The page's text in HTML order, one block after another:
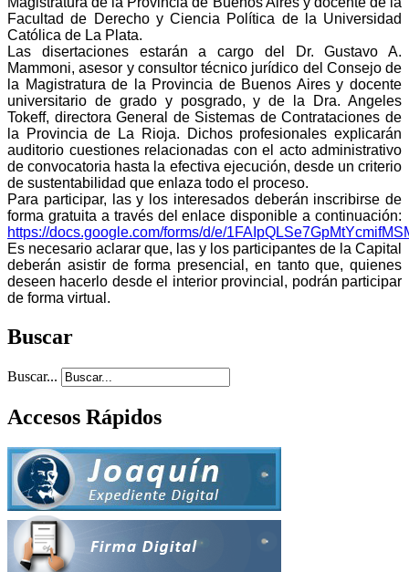
Facultad de Derecho y Ciencia Política de la Universidad
Católica de La Plata.
Las disertaciones estarán a cargo del Dr. Gustavo A.
Mammoni, asesor y consultor técnico jurídico del Consejo de
la Magistratura de la Provincia de Buenos Aires y docente
universitario de grado y posgrado, y de la Dra. Angeles
Tokeff, directora General de Sistemas de Contrataciones de
la Provincia de La Rioja. Dichos profesionales explicarán
auditorio cuestiones relacionadas con el acto administrativo
de convocatoria hasta la efectiva ejecución, desde un criterio
de sustentabilidad que enlaza todo el proceso.
Para participar, las y los interesados deberán inscribirse de
forma gratuita a través del enlace disponible a continuación:
https://docs.google.com/forms/d/e/
Es necesario aclarar que, las y los participantes de la Capital
deberán asistir de forma presencial, en tanto que, quienes
deseen hacerlo desde el interior provincial, podrán participar
de forma virtual.
Buscar
Buscar...
Accesos Rápidos